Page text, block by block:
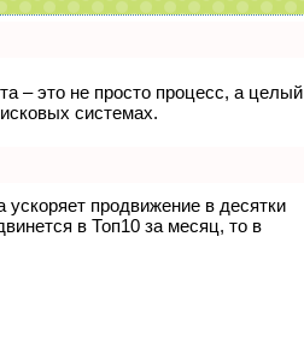
– это не просто процесс, а целый
системах.
ускоряет продвижение в десятки
в Топ10 за месяц, то в